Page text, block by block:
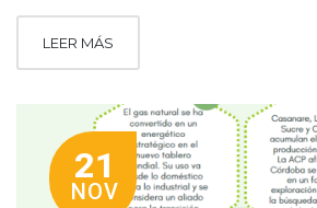
LEER MÁS
21
NOV